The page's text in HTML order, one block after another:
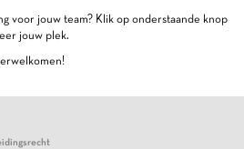
voor jouw team? Klik op onderstaande knop
jouw plek.